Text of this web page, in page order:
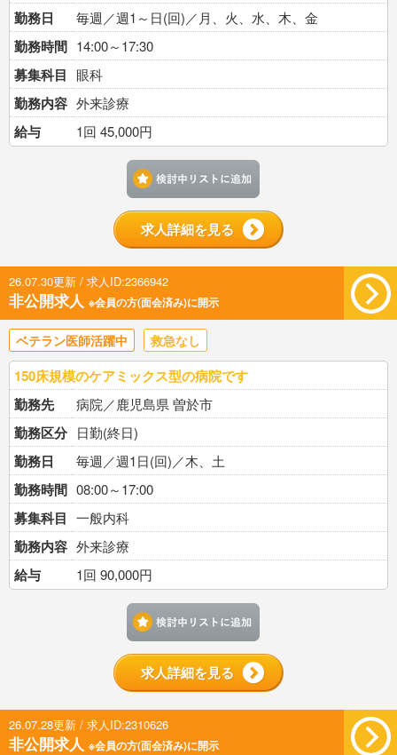
勤務日 毎週／週1～日(回)／月、火、水、木、金
勤務時間 14:00～17:30
募集科目 眼科
勤務内容 外来診療
給与 1回 45,000円
求人詳細を見る
26.07.30更新 / 求人ID:2366942
非公開求人 ※会員の方(面会済み)に開示
ベテラン医師活躍中 救急なし
150床規模のケアミックス型の病院です
勤務先
病院／鹿児島県 曽於市
勤務区分 日勤(終日)
勤務日 毎週／週1日(回)／木、土
勤務時間 08:00～17:00
募集科目 一般内科
勤務内容 外来診療
給与 1回 90,000円
求人詳細を見る
26.07.28更新 / 求人ID:2310626
非公開求人 ※会員の方(面会済み)に開示